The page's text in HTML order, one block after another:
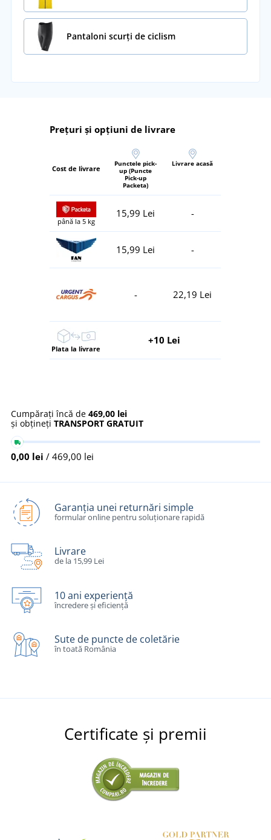
Pantaloni scurți de ciclism
Prețuri și opțiuni de livrare
Cost de livrare
Punctele pick-
up (Puncte
Pick-up
Packeta)
Livrare acasă
până la 5 kg
15,99 Lei -
15,99 Lei -
- 22,19 Lei
Plata la livrare
+10 Lei
Cumpărați încă de 469,00 lei
și obțineți TRANSPORT GRATUIT
0,00 lei / 469,00 lei
Garanția unei returnări simple
formular online pentru soluționare rapidă
Livrare
de la 15,99 Lei
10 ani experiență
încredere și eficiență
Sute de puncte de coletărie
în toată România
Certificate și premii